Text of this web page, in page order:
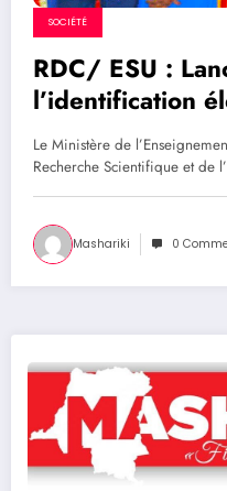
SOCIÉTÉ
RDC/ ESU :
l’identification
apprenants en
au plus tard le
minuit
Le Ministère de
Recherche Scientifique et de
Mashariki 0